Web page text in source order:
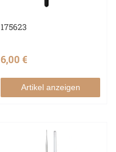
175623
6,00 €
Artikel anzeigen